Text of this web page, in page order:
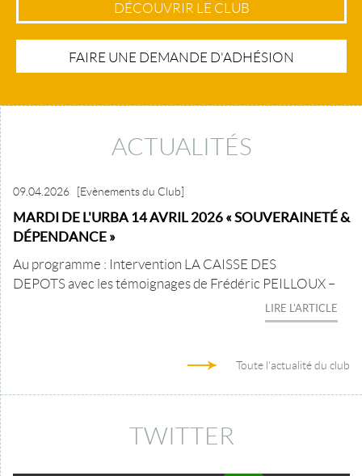
DÉCOUVRIR LE CLUB
FAIRE UNE DEMANDE D'ADHÉSION
ACTUALITÉS
09.04.2026 [Evènements du Club]
MARDI DE L'URBA 14 AVRIL 2026 « SOUVERAINETÉ &
DÉPENDANCE »
Au programme : Intervention LA CAISSE DES
DEPOTS avec les témoignages de Frédéric PEILLOUX –
LIRE L'ARTICLE
Toute l'actualité du club
TWITTER